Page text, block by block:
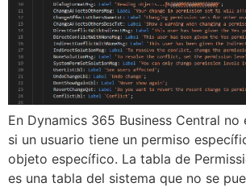
En Dynamics 365 Business Central
si un usuario tiene un permiso
objeto específico. La tabla de
es una tabla del sistema que no se